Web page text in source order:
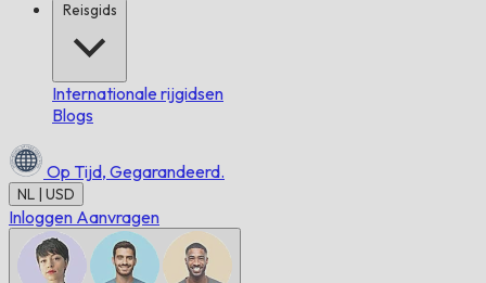
Reisgids
Internationale rijgidsen
Blogs
Op Tijd, Gegarandeerd.
NL | USD
Inloggen Aanvragen